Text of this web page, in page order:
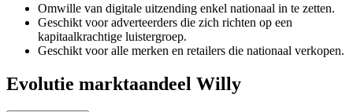
Omwille van digitale uitzending enkel nationaal in te zetten.
Geschikt voor adverteerders die zich richten op een
kapitaalkrachtige luistergroep.
Geschikt voor alle merken en retailers die nationaal verkopen.
Evolutie marktaandeel Willy